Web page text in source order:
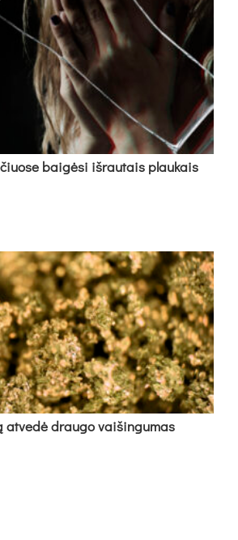
bai­gė­si iš­rau­tais plau­kais
at­ve­dė drau­go vai­šin­gu­mas